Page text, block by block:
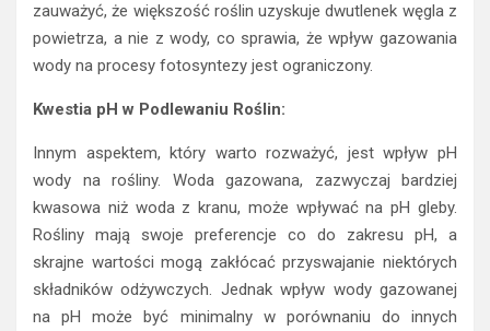
zauważyć, że większość roślin uzyskuje dwutlenek węgla z
powietrza, a nie z wody, co sprawia, że wpływ gazowania
wody na procesy fotosyntezy jest ograniczony.
Kwestia pH w Podlewaniu Roślin:
Innym aspektem, który warto rozważyć, jest wpływ pH
wody na rośliny. Woda gazowana, zazwyczaj bardziej
kwasowa niż woda z kranu, może wpływać na pH gleby.
Rośliny mają swoje preferencje co do zakresu pH, a
skrajne wartości mogą zakłócać przyswajanie niektórych
składników odżywczych. Jednak wpływ wody gazowanej
na pH może być minimalny w porównaniu do innych